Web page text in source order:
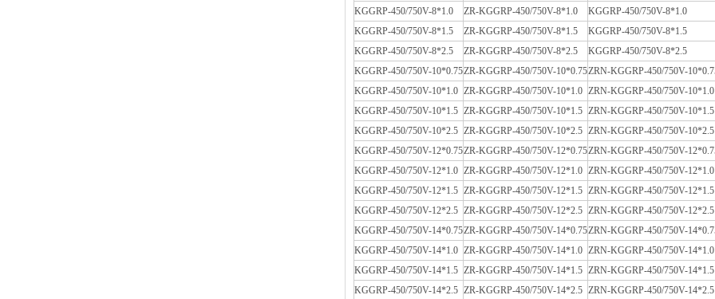
KGGRP-450/750V-8*1.0
ZR-KGGRP-450/750V-8*1.0
KGGRP-450/750V-8*1.0
KGGRP-450/750V-8*1.5
ZR-KGGRP-450/750V-8*1.5
KGGRP-450/750V-8*1.5
KGGRP-450/750V-8*2.5
ZR-KGGRP-450/750V-8*2.5
KGGRP-450/750V-8*2.5
KGGRP-450/750V-10*0.75ZR-KGGRP-450/750V-10*0.75ZRN-KGGRP-450/750V-
KGGRP-450/750V-10*1.0 ZR-KGGRP-450/750V-10*1.0 ZRN-KGGRP-450/750V-10*1.0
KGGRP-450/750V-10*1.5 ZR-KGGRP-450/750V-10*1.5 ZRN-KGGRP-450/750V-10*1.5
KGGRP-450/750V-10*2.5 ZR-KGGRP-450/750V-10*2.5 ZRN-KGGRP-450/750V-10*2.5
KGGRP-450/750V-12*0.75ZR-KGGRP-450/750V-12*0.75ZRN-KGGRP-450/750V-
KGGRP-450/750V-12*1.0 ZR-KGGRP-450/750V-12*1.0 ZRN-KGGRP-450/750V-12*1.0
KGGRP-450/750V-12*1.5 ZR-KGGRP-450/750V-12*1.5 ZRN-KGGRP-450/750V-12*1.5
KGGRP-450/750V-12*2.5 ZR-KGGRP-450/750V-12*2.5 ZRN-KGGRP-450/750V-12*2.5
KGGRP-450/750V-14*0.75ZR-KGGRP-450/750V-14*0.75ZRN-KGGRP-450/750V-
KGGRP-450/750V-14*1.0 ZR-KGGRP-450/750V-14*1.0 ZRN-KGGRP-450/750V-14*1.0
KGGRP-450/750V-14*1.5 ZR-KGGRP-450/750V-14*1.5 ZRN-KGGRP-450/750V-14*1.5
KGGRP-450/750V-14*2.5 ZR-KGGRP-450/750V-14*2.5 ZRN-KGGRP-450/750V-14*2.5